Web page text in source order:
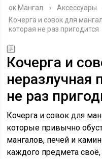
ок Мангал › Аксессуары
Кочерга и совок для
которая не раз пригодится
Кочерга и
неразлучная
не раз
Кочерга и совок для
которые привычно
мангалов, печей и
каждого предмета